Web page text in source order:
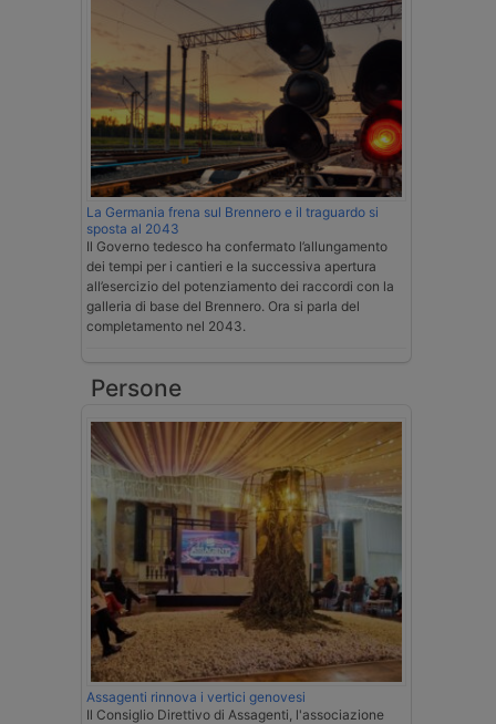
La Germania frena sul Brennero e il traguardo si
sposta al 2043
Il Governo tedesco ha confermato l’allungamento
dei tempi per i cantieri e la successiva apertura
all’esercizio del potenziamento dei raccordi con la
galleria di base del Brennero. Ora si parla del
completamento nel 2043.
Persone
Assagenti rinnova i vertici genovesi
Il Consiglio Direttivo di Assagenti, l'associazione